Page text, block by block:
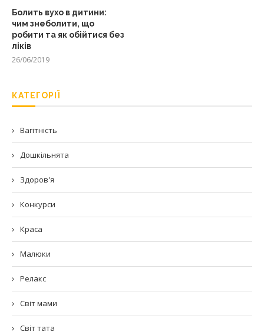
Болить вухо в дитини:
чим знеболити, що
робити та як обійтися без
ліків
26/06/2019
КАТЕГОРІЇ
Вагітність
Дошкільнята
Здоров'я
Конкурси
Краса
Малюки
Релакс
Світ мами
Світ тата